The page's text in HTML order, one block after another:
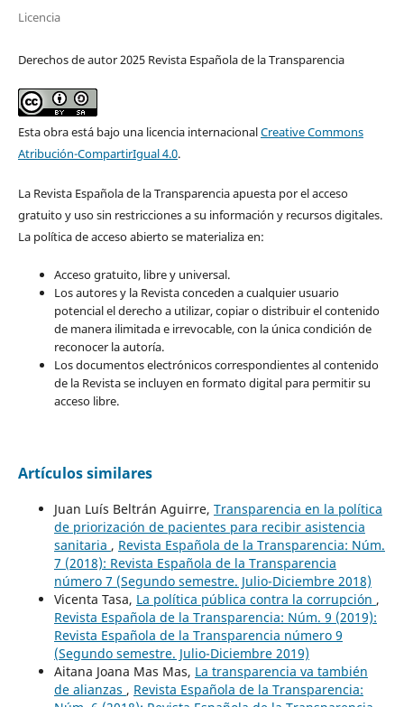
Licencia
Derechos de autor 2025 Revista Española de la Transparencia
Esta obra está bajo una licencia internacionalCreative Commons
Atribución-CompartirIgual 4.0.
La Revista Española de la Transparencia apuesta por el acceso
gratuito y uso sin restricciones a su información y recursos digitales.
La política de acceso abierto se materializa en:
Acceso gratuito, libre y universal.
Los autores y la Revista conceden a cualquier usuario
potencial el derecho a utilizar, copiar o distribuir el contenido
de manera ilimitada e irrevocable, con la única condición de
reconocer la autoría.
Los documentos electrónicos correspondientes al contenido
de la Revista se incluyen en formato digital para permitir su
acceso libre.
Artículos similares
Juan Luís Beltrán Aguirre, Transparencia en la política
de priorización de pacientes para recibir asistencia
sanitaria , Revista Española de la Transparencia: Núm.
7 (2018): Revista Española de la Transparencia
número 7 (Segundo semestre. Julio-Diciembre 2018)
Vicenta Tasa, La política pública contra la corrupción ,
Revista Española de la Transparencia: Núm. 9 (2019):
Revista Española de la Transparencia número 9
(Segundo semestre. Julio-Diciembre 2019)
Aitana Joana Mas Mas, La transparencia va también
de alianzas , Revista Española de la Transparencia: